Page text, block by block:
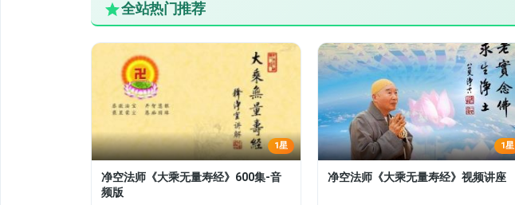
全站热门推荐
1星
净空法师《大乘无量寿经》600集-音
频版
1星
净空法师《大乘无量寿经》视频讲座